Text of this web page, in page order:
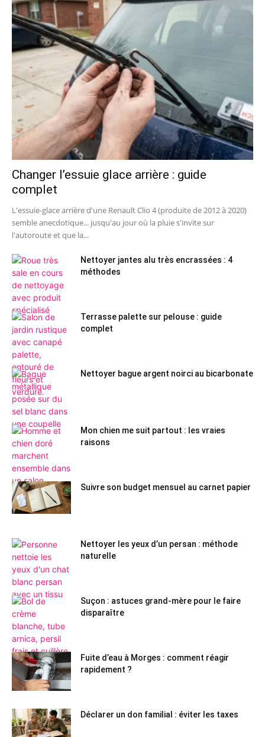
Changer l’essuie glace arrière : guide
complet
L'essuie-glace arrière d'une Renault Clio 4 (produite de 2012 à 2020)
semble anecdotique... jusqu'au jour où la pluie s'invite sur
l'autoroute et que la...
Nettoyer jantes alu très encrassées : 4
méthodes
Terrasse palette sur pelouse : guide
complet
Nettoyer bague argent noirci au bicarbonate
Mon chien me suit partout : les vraies
raisons
Suivre son budget mensuel au carnet papier
Nettoyer les yeux d’un persan : méthode
naturelle
Suçon : astuces grand-mère pour le faire
disparaître
Fuite d’eau à Morges : comment réagir
rapidement ?
Déclarer un don familial : éviter les taxes